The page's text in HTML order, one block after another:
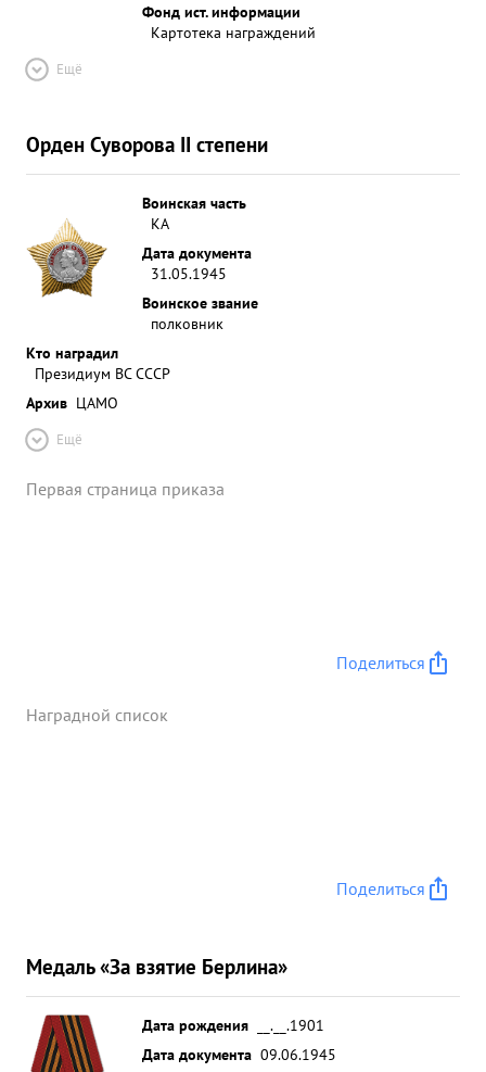
Фонд ист. информации
Картотека награждений
Ещё
Орден Суворова II степени
Воинская часть
КА
Дата документа
31.05.1945
Воинское звание
полковник
Кто наградил
Президиум ВС СССР
Архив ЦАМО
Ещё
Первая страница приказа
Поделиться
Наградной список
Поделиться
Медаль «За взятие Берлина»
Дата рождения
__.__.1901
Дата документа 09.06.1945